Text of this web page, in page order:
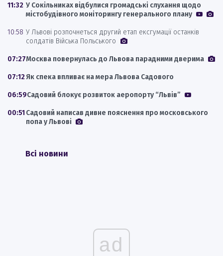
11:32 У Сокільниках відбулися громадські слухання щодо
містобудівного моніторингу генерального плану
10:58 У Львові розпочнеться другий етап ексгумації останків
солдатів Війська Польського
07:27Москва повернулась до Львова парадними дверима
07:12Як спека впливає на мера Львова Садового
06:59Садовий блокує розвиток аеропорту “Львів”
00:51 Садовий написав дивне пояснення про московського
попа у Львові
Всі новини
ad